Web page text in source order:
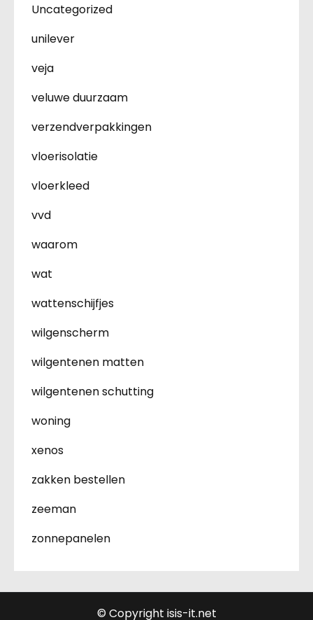
Uncategorized
unilever
veja
veluwe duurzaam
verzendverpakkingen
vloerisolatie
vloerkleed
vvd
waarom
wat
wattenschijfjes
wilgenscherm
wilgentenen matten
wilgentenen schutting
woning
xenos
zakken bestellen
zeeman
zonnepanelen
© Copyright isis-it.net